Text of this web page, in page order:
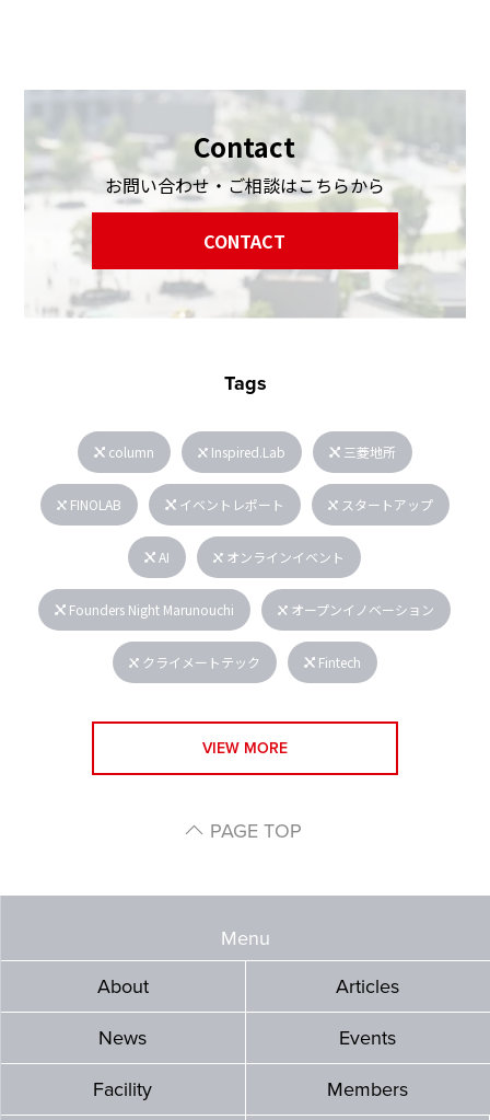
Contact
お問い合わせ・ご相談はこちらから
CONTACT
Tags
column Inspired.Lab 三菱地所
FINOLAB イベントレポート スタートアップ
AI オンラインイベント
Founders Night Marunouchi オープンイノベーション
クライメートテック Fintech
VIEW MORE
PAGE TOP
Menu
About
Articles
News Events
Facility Members